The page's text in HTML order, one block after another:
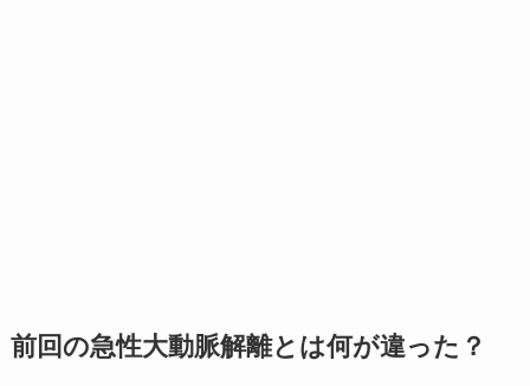
前回の急性大動脈解離とは何が違った？